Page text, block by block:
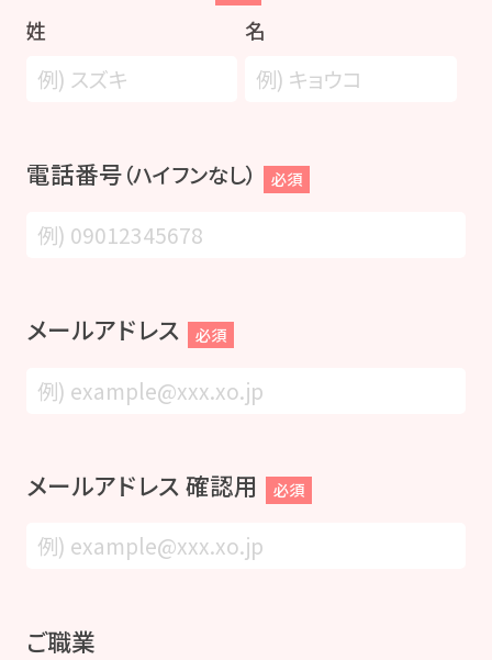
姓 名
電話番号（ハイフンなし） 必須
メールアドレス 必須
メールアドレス 確認用 必須
ご職業